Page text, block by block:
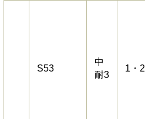
S53
中
耐3
1・2